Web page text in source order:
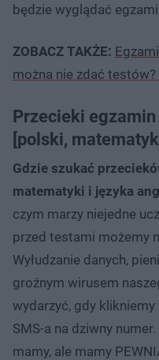
będzie wyglądać
ZOBACZ TAKŻE:
można nie zdać
Przecieki
[polski,
Gdzie szukać
matematyki i języka
czym marzy niejedne
przed testami możemy
Wyłudzanie danych,
groźnym wirusem
wydarzyć, gdy
SMS-a na dziwny
mamy, ale mamy